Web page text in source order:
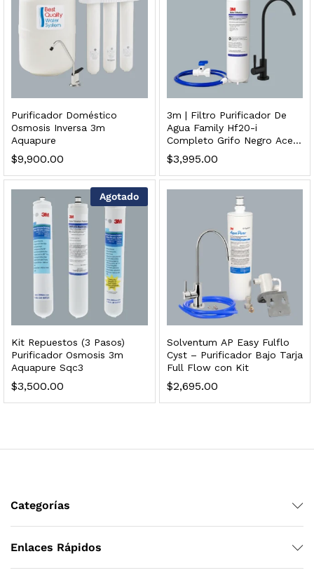
Purificador Doméstico
Osmosis Inversa 3m
Aquapure
$9,900.00
3m | Filtro Purificador De
Agua Family Hf20-i
Completo Grifo Negro Acero
Inoxidable
$3,995.00
Agotado
Kit Repuestos (3 Pasos)
Purificador Osmosis 3m
Aquapure Sqc3
$3,500.00
Solventum AP Easy Fulflo
Cyst – Purificador Bajo Tarja
Full Flow con Kit
$2,695.00
Categorías
Enlaces Rápidos
250.00
al carrito
Esterilizador UV 25 Watts 4 Pines
999.00
al carrito